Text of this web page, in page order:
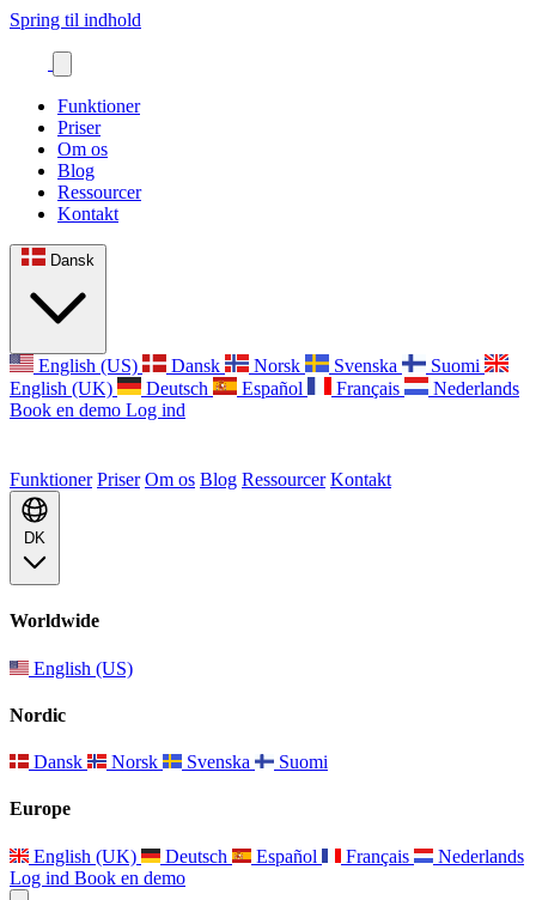
Spring til indhold
Funktioner
Priser
Om os
Blog
Ressourcer
Kontakt
Dansk
English (US) Dansk Norsk Svenska
Suomi
English (UK)
Deutsch Español Français
Nederlands
Book en demo Log ind
Funktioner Priser Om os Blog Ressourcer Kontakt
DK
Worldwide
English (US)
Nordic
Dansk Norsk Svenska Suomi
Europe
English (UK) Deutsch Español Français
Nederlands
Log ind Book en demo